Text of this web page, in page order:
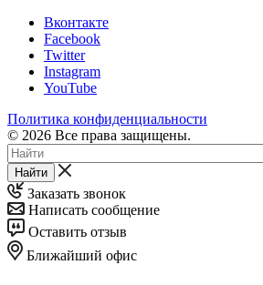
Вконтакте
Facebook
Twitter
Instagram
YouTube
Политика конфиденциальности
© 2026 Все права защищены.
Найти
Заказать звонок
Написать сообщение
Оставить отзыв
Ближайший офис